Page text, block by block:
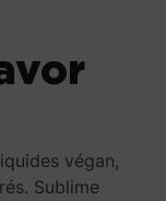
végan,
Sublime